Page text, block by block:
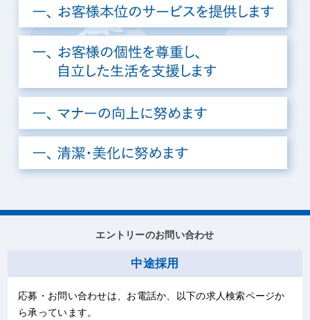
エントリーのお問い合わせ
中途採用
応募・お問い合わせは、お電話か、以下の求人検索ページか
ら承っています。